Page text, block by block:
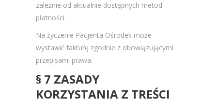
zależnie od aktualnie dostępnych metod
płatności.
Na życzenie Pacjenta Ośrodek może
wystawić fakturę zgodnie z obowiązującymi
przepisami prawa.
§ 7 ZASADY
KORZYSTANIA Z TREŚCI